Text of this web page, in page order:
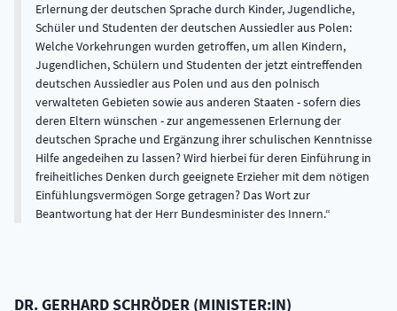
Erlernung der deutschen Sprache durch Kinder, Jugendliche,
Schüler und Studenten der deutschen Aussiedler aus Polen:
Welche Vorkehrungen wurden getroffen, um allen Kindern,
Jugendlichen, Schülern und Studenten der jetzt eintreffenden
deutschen Aussiedler aus Polen und aus den polnisch
verwalteten Gebieten sowie aus anderen Staaten - sofern dies
deren Eltern wünschen - zur angemessenen Erlernung der
deutschen Sprache und Ergänzung ihrer schulischen Kenntnisse
Hilfe angedeihen zu lassen? Wird hierbei für deren Einführung in
freiheitliches Denken durch geeignete Erzieher mit dem nötigen
Einfühlungsvermögen Sorge getragen? Das Wort zur
Beantwortung hat der Herr Bundesminister des Innern.
DR.GERHARDSCHRÖDER (MINISTER:IN)